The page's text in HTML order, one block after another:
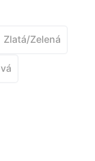
Zlatá/Zelená